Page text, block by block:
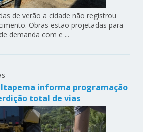
de verão a cidade não registrou
Obras estão projetadas para
demanda com e ...
Itapema informa programação
total de vias